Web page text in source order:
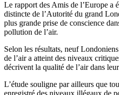
Le rapport des Amis de l’Europe a
distincte de l’Autorité du grand
plus grande prise de conscience
pollution de l’air.
Selon les résultats, neuf
de l’air a atteint des niveaux
décrivent la qualité de l’air dans
L’étude souligne par ailleurs que